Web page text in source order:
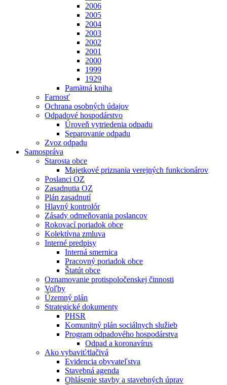
2006
2005
2004
2003
2002
2001
2000
1999
1929
Pamätná kniha
Farnosť
Ochrana osobných údajov
Odpadové hospodárstvo
Úroveň vytriedenia odpadu
Separovanie odpadu
Zvoz odpadu
Samospráva
Starosta obce
Majetkové priznania verejných funkcionárov
Poslanci OZ
Zasadnutia OZ
Plán zasadnutí
Hlavný kontrolór
Zásady odmeňovania poslancov
Rokovací poriadok obce
Kolektívna zmluva
Interné predpisy
Interná smernica
Pracovný poriadok obce
Štatút obce
Oznamovanie protispoločenskej činnosti
Voľby
Územný plán
Strategické dokumenty
PHSR
Komunitný plán sociálnych služieb
Program odpadového hospodárstva
Odpad a koronavírus
Ako vybaviť⁄tlačivá
Evidencia obyvateľstva
Stavebná agenda
Ohlásenie stavby a stavebných úprav